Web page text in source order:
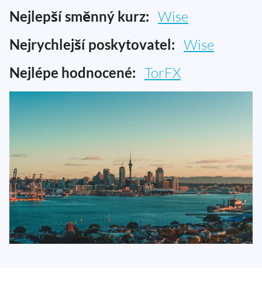
Nejlepší směnný kurz: Wise
Nejrychlejší poskytovatel: Wise
Nejlépe hodnocené: TorFX